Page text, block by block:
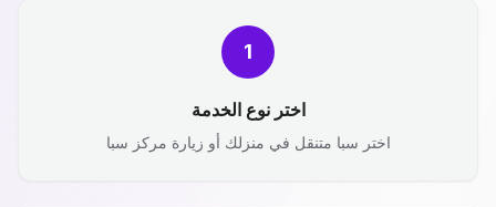
1
اختر نوع الخدمة
اختر سبا متنقل في منزلك أو زيارة مركز سبا